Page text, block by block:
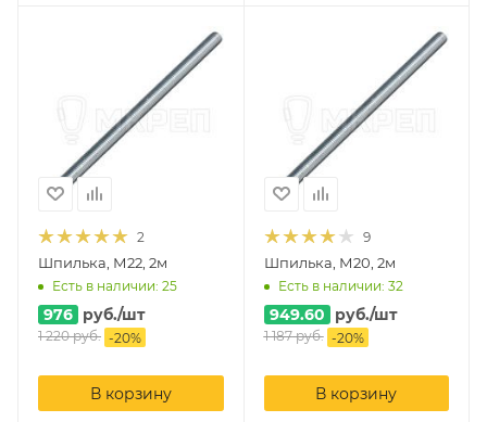
2
Шпилька, М22, 2м
Есть в наличии: 25
976 руб./шт
1 220руб. -20%
В корзину
9
Шпилька, М20, 2м
Есть в наличии: 32
949.60 руб./шт
1 187руб. -20%
В корзину